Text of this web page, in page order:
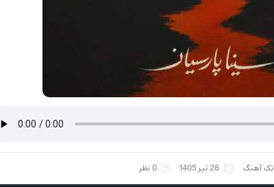
تک آهنگ 28 تیر 1405 0 نظر